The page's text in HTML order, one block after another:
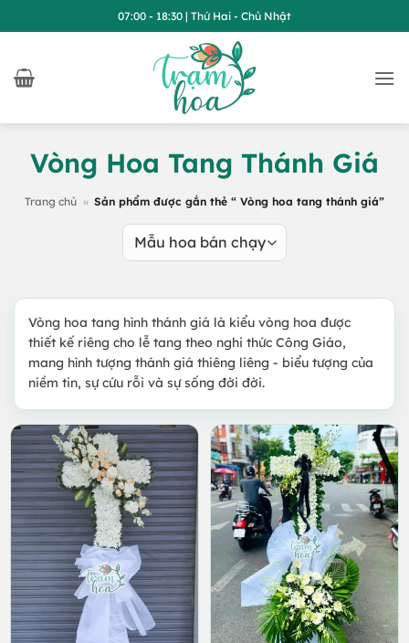
qua
dung
07:00 - 18:30 | Thứ Hai - Chủ Nhật
Vòng Hoa Tang Thánh Giá
Trang chủ » Sản phẩm được gắn thẻ “ Vòng hoa tang thánh giá”
Vòng hoa tang hình thánh giá là kiểu vòng hoa được
thiết kế riêng cho lễ tang theo nghi thức Công Giáo,
mang hình tượng thánh giá thiêng liêng - biểu tượng của
niềm tin, sự cứu rỗi và sự sống đời đời.